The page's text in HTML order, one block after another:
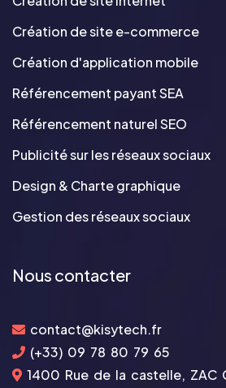
Création de site e-commerce
Création d'application mobile
Référencement payant SEA
Référencement naturel SEO
Publicité sur les réseaux sociaux
Design & Charte graphique
Gestion des réseaux sociaux
Nous contacter
contact@kisytech.fr
(+33) 09 78 80 79 65
1400 Rue de la castelle, ZAC